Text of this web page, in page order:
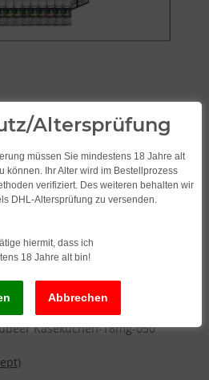
Blaubeer
Käsekuchen-18mg-050
Altersprüfung
müssen Sie mindestens 18 Jahre alt
können. Ihr Alter wird im Bestellprozess
verifiziert. Des weiteren behalten wir
DHL-Altersprüfung zu versenden.
hiermit, dass ich
18 Jahre alt bin!